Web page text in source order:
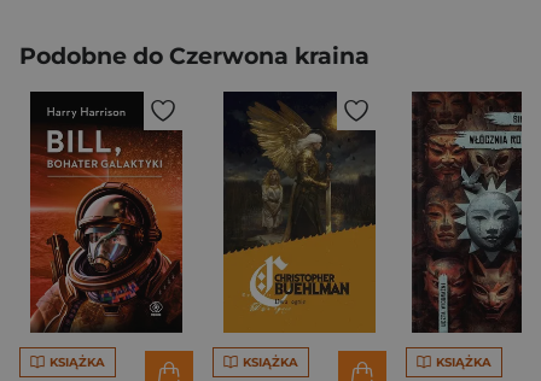
Podobne do Czerwona kraina
KSIĄŻKA KSIĄŻKA KSIĄŻKA